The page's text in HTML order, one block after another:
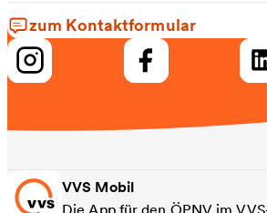
zum Kontaktformular
VVS Mobil
Die App für den ÖPNV im